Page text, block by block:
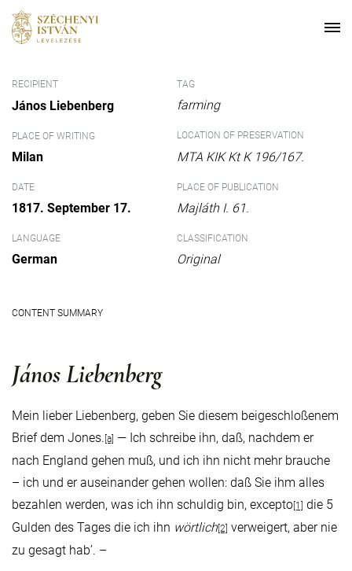
RECIPIENT
János Liebenberg
PLACE OF WRITING
Milan
DATE
1817. September 17.
LANGUAGE
German
TAG
farming
LOCATION OF PRESERVATION
MTA KIK Kt K 196/167.
PLACE OF PUBLICATION
Majláth I. 61.
CLASSIFICATION
Original
CONTENT SUMMARY
János Liebenberg
Mein lieber Liebenberg, geben Sie diesem beigeschloßenem
Brief dem Jones. [a] — Ich schreibe ihn, daß, nachdem er
nach England gehen muß, und ich ihn nicht mehr brauche
– ich und er auseinander gehen wollen: daß Sie ihm alles
bezahlen werden, was ich ihn schuldig bin, excepto [1]
die 5
Gulden des Tages die ich ihn wörtlich[2] verweigert, aber nie
zu gesagt hab’. –